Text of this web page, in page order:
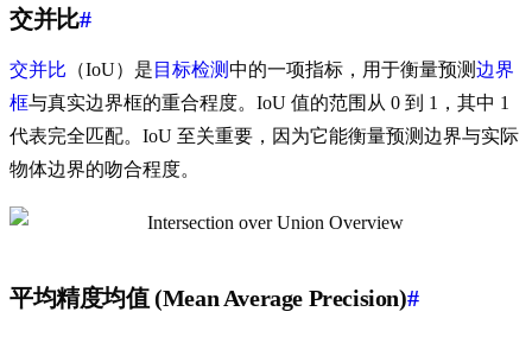
交并比#
交并比 （IoU）是 目标检测中的一项指标，用于衡量预测边界
框与真实边界框的重合程度。IoU 值的范围从 0 到 1，其中 1
代表完全匹配。IoU 至关重要，因为它能衡量预测边界与实际
物体边界的吻合程度。
平均精度均值 (Mean Average Precision)#